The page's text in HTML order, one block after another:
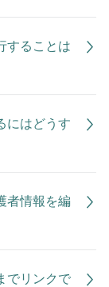
することは
にはどうす
者情報を編
でリンクで